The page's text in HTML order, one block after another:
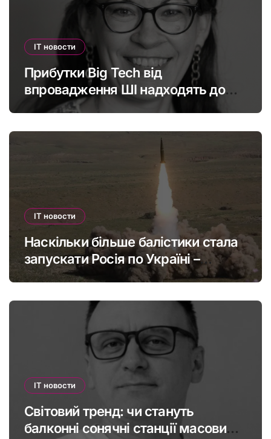
IT новости
Прибутки Big Tech від
впровадження ШІ надходять до
офшорів: як змінити глобальну
IT новости
Наскільки більше балістики стала
запускати Росія по Україні –
інфографіка
IT новости
Світовий тренд: чи стануть
балконні сонячні станції масовими